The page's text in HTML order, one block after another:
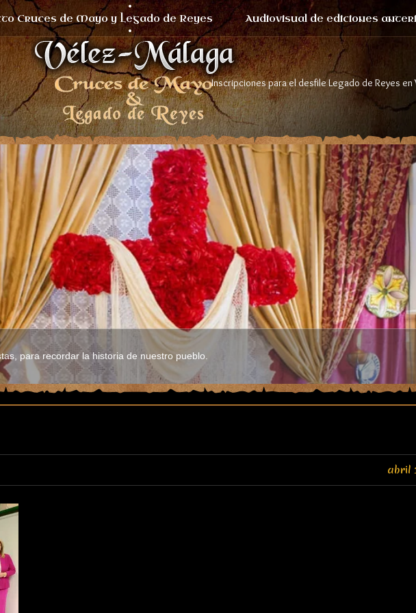
Inscripciones para el desfile Legado de Reyes en
Cruces de Mayo y Legado de Reyes Audiovisual de ediciones
para recordar la historia de nuestro pueblo.
abril